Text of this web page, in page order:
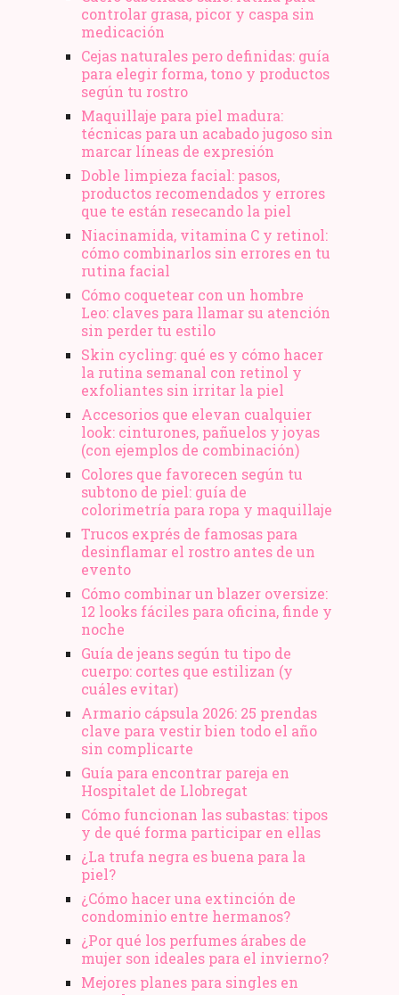
controlar grasa, picor y caspa sin
medicación
Cejas naturales pero definidas: guía
para elegir forma, tono y productos
según tu rostro
Maquillaje para piel madura:
técnicas para un acabado jugoso sin
marcar líneas de expresión
Doble limpieza facial: pasos,
productos recomendados y errores
que te están resecando la piel
Niacinamida, vitamina C y retinol:
cómo combinarlos sin errores en tu
rutina facial
Cómo coquetear con un hombre
Leo: claves para llamar su atención
sin perder tu estilo
Skin cycling: qué es y cómo hacer
la rutina semanal con retinol y
exfoliantes sin irritar la piel
Accesorios que elevan cualquier
look: cinturones, pañuelos y joyas
(con ejemplos de combinación)
Colores que favorecen según tu
subtono de piel: guía de
colorimetría para ropa y maquillaje
Trucos exprés de famosas para
desinflamar el rostro antes de un
evento
Cómo combinar un blazer oversize:
12 looks fáciles para oficina, finde y
noche
Guía de jeans según tu tipo de
cuerpo: cortes que estilizan (y
cuáles evitar)
Armario cápsula 2026: 25 prendas
clave para vestir bien todo el año
sin complicarte
Guía para encontrar pareja en
Hospitalet de Llobregat
Cómo funcionan las subastas: tipos
y de qué forma participar en ellas
¿La trufa negra es buena para la
piel?
¿Cómo hacer una extinción de
condominio entre hermanos?
¿Por qué los perfumes árabes de
mujer son ideales para el invierno?
Mejores planes para singles en